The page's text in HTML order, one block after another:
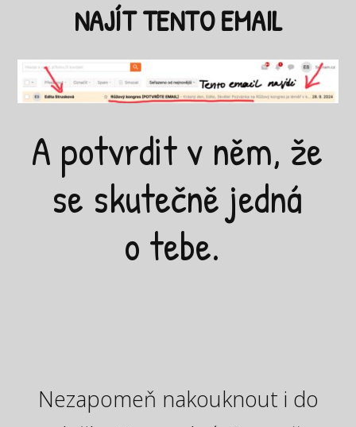
NAJÍT TENTO EMAIL
A potvrdit v něm, že
se skutečně jedná
o tebe.
Nezapomeň nakouknout i do